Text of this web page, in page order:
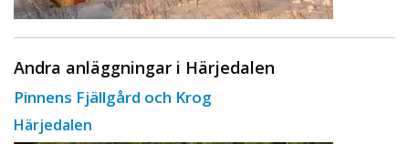
Andra anläggningar i Härjedalen
Pinnens Fjällgård och Krog
Härjedalen